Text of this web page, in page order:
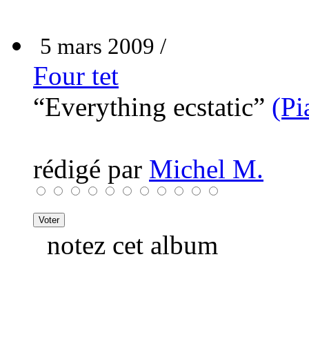
5 mars 2009 /
Four tet
“Everything ecstatic”
rédigé par Michel M.
notez cet album